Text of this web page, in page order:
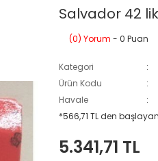
Salvador 42
(0) Yorum - 0 Puan
Kategori
Ürün Kodu
Havale
*566,71 TL den
5.341,71 TL